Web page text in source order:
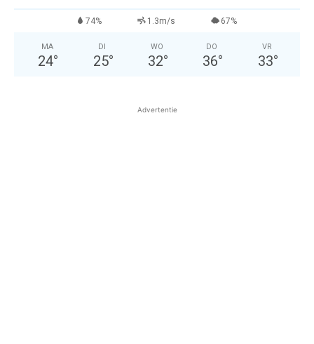
74% 1.3m/s 67%
MA
24°
DI
25°
WO
32°
DO
36°
VR
33°
Advertentie